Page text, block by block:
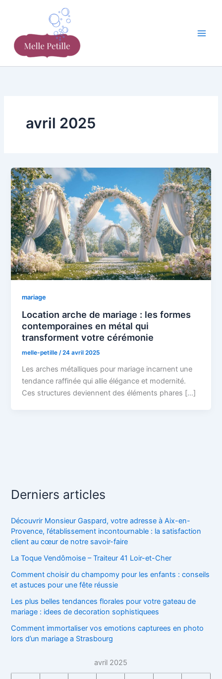
avril 2025
mariage
Location arche de mariage : les formes
contemporaines en métal qui
transforment votre cérémonie
melle-petille/24 avril 2025
Les arches métalliques pour mariage incarnent une
tendance raffinée qui allie élégance et modernité.
Ces structures deviennent des éléments phares […]
Derniers articles
Découvrir Monsieur Gaspard, votre adresse à Aix-en-
Provence, l’établissement incontournable : la satisfaction
client au cœur de notre savoir-faire
La Toque Vendômoise – Traiteur 41 Loir-et-Cher
Comment choisir du champomy pour les enfants : conseils
et astuces pour une fête réussie
Les plus belles tendances florales pour votre gateau de
mariage : idees de decoration sophistiquees
Comment immortaliser vos emotions capturees en photo
lors d’un mariage a Strasbourg
avril 2025